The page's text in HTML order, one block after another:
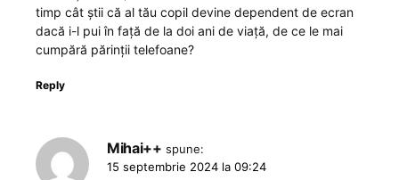
timp cât știi că al tău copil devine dependent de ecran
dacă i-l pui în față de la doi ani de viață, de ce le mai
cumpără părinții telefoane?
Reply
Mihai++ spune:
15 septembrie 2024 la 09:24